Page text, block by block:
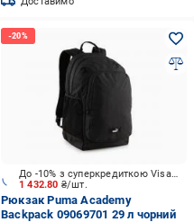
1 432.80 ₴/шт.
До -10% з суперкредиткою Visa Вигода
Рюкзак Puma Academy
Backpack 09069701 29 л чорний